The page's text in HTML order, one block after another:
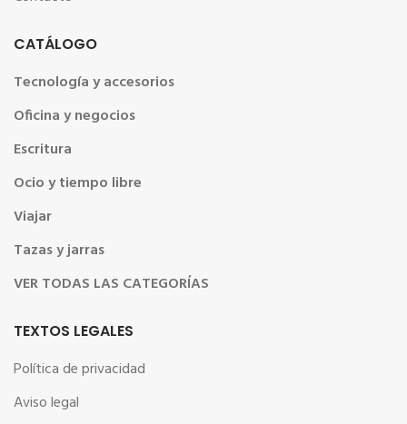
CATÁLOGO
Tecnología y accesorios
Oficina y negocios
Escritura
Ocio y tiempo libre
Viajar
Tazas y jarras
VER TODAS LAS CATEGORÍAS
TEXTOS LEGALES
Política de privacidad
Aviso legal